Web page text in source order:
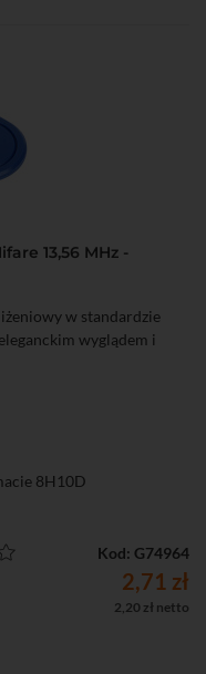
13,56 MHz -
w standardzie
wyglądem i
8H10D
Kod: G74964
2,71 zł
2,20 zł netto